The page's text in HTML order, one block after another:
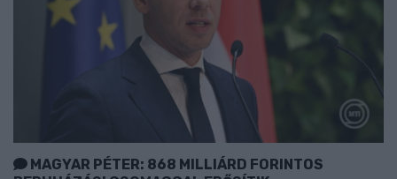
MAGYAR PÉTER: 868 MILLIÁRD FORINTOS